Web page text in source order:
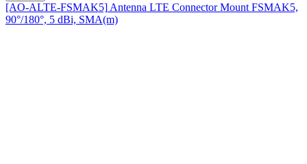
[AO-ALTE-FSMAK5] Antenna LTE Connector Mount FSMAK5,
90°/180°, 5 dBi, SMA(m)